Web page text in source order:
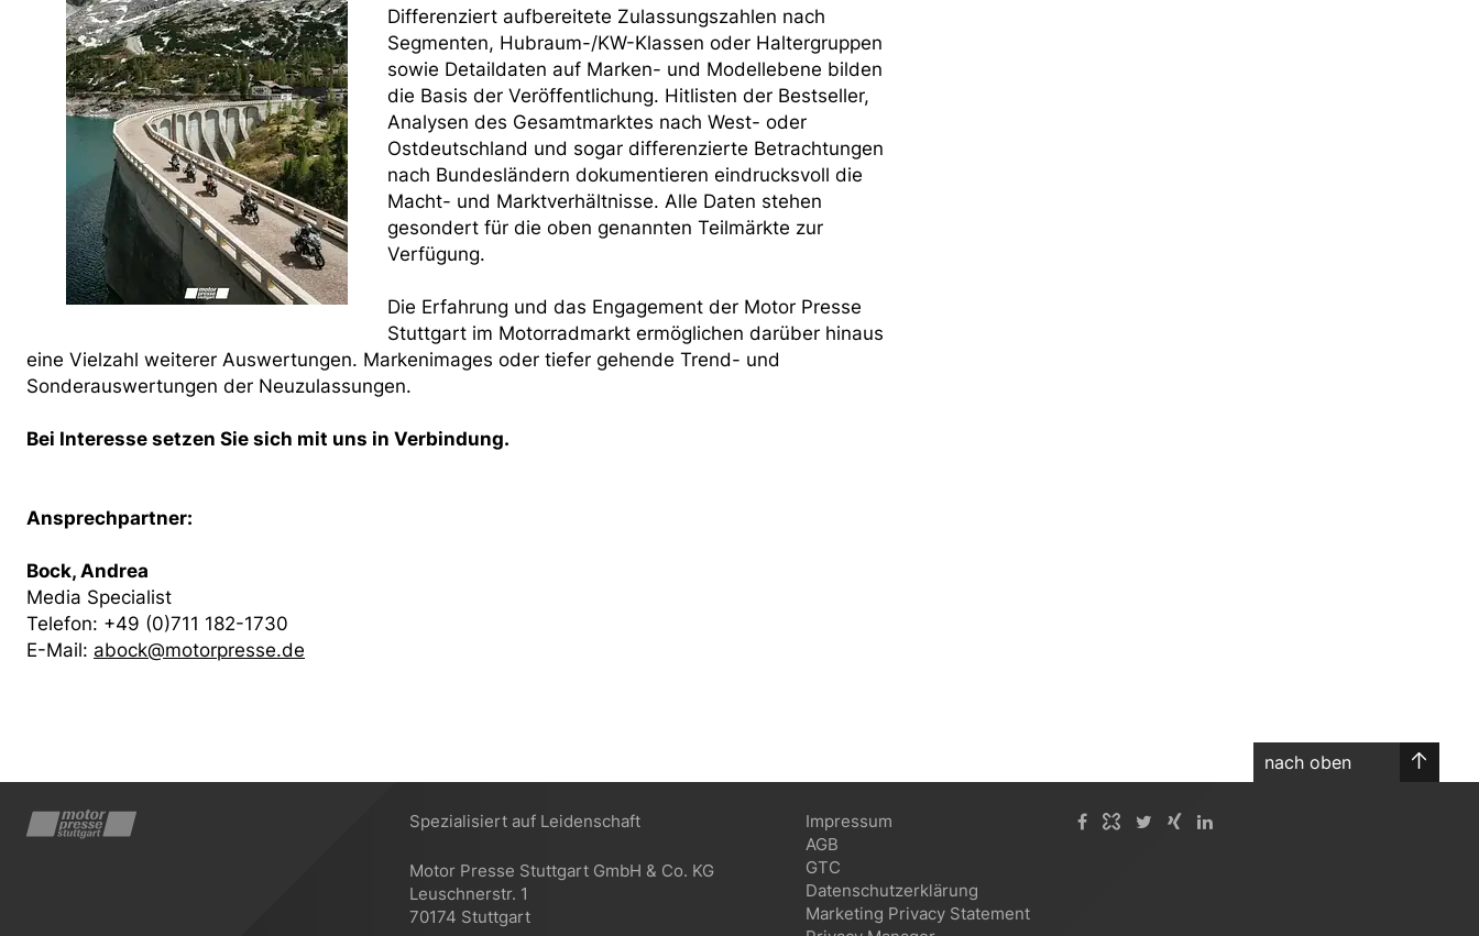
Differenziert aufbereitete Zulassungszahlen nach
Segmenten, Hubraum-/KW-Klassen oder Haltergruppen
sowie Detaildaten auf Marken- und Modellebene bilden
die Basis der Veröffentlichung. Hitlisten der Bestseller,
Analysen des Gesamtmarktes nach West- oder
Ostdeutschland und sogar differenzierte Betrachtungen
nach Bundesländern dokumentieren eindrucksvoll die
Macht- und Marktverhältnisse. Alle Daten stehen
gesondert für die oben genannten Teilmärkte zur
Verfügung.
Die Erfahrung und das Engagement der Motor Presse
Stuttgart im Motorradmarkt ermöglichen darüber hinaus
eine Vielzahl weiterer Auswertungen. Markenimages oder tiefer gehende Trend- und
Sonderauswertungen der Neuzulassungen.
Bei Interesse setzen Sie sich mit uns in Verbindung.
Ansprechpartner:
Bock, Andrea
Media Specialist
Telefon: +49 (0)711 182-1730
E-Mail: abock@motorpresse.de
nach oben
Spezialisiert auf Leidenschaft
Motor Presse Stuttgart GmbH & Co. KG
Leuschnerstr. 1
70174 Stuttgart
Impressum
AGB
GTC
Datenschutzerklärung
Marketing Privacy Statement